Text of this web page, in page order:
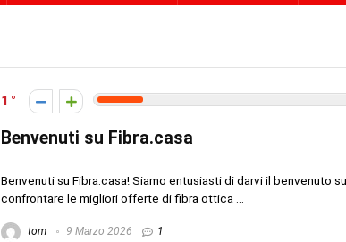
1
Benvenuti su Fibra.casa
Benvenuti su Fibra.casa! Siamo entusiasti di darvi il benvenuto
confrontare le migliori offerte di fibra ottica ...
tom 9 Marzo 2026 1